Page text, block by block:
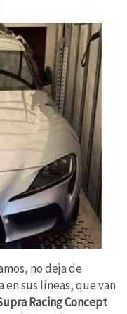
no deja de
sus líneas, que van
Racing Concept